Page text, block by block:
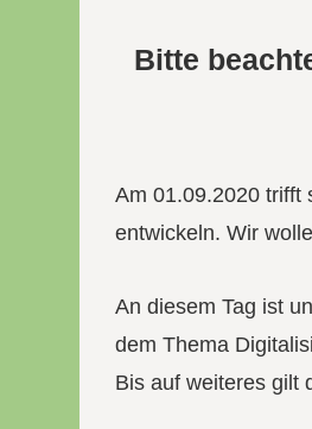
Bitte
Am 01.09.2020 trifft
entwickeln. Wir
An diesem Tag ist
dem Thema
Bis auf weiteres gilt